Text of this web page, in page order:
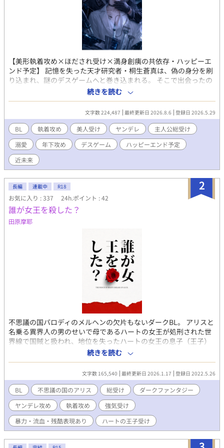
【美形執着攻め×ほだされ受け×満身創痍の共依存・ハッピーエ
ンド予定】 記憶を失った天才研究者・桐生蒼真は、偽の身分を刷
り込まれ、謎のデスゲームへと巻き込まれる。 そこで出会ったの
は、美しい容貌を持つ冷酷な男・神崎蓮。 誰にも心を許さない彼
は、なぜか蒼真にだけ異常な執着を見せ、執拗なほど守ろうとす
る。 だがゲーム終了後、蒼真は思い出す。 人類を裏側から支配す
る存在。 二つの楽園の深淵と真実。 そして神崎と蒼真の二人
に、“失われた過去”が存在していたことを。 近未来ダークBL ×
執着攻め × 共依存 × 美人受け 【ネタばれ注意・18禁シーンにつ
いて】 ストーリーの都合上メインカップルはなかなかエロに たど
り着かないので泣く泣く15禁にしましたが まだまだ先の話ですが
最終最後から番外編数本は 18禁として公開する予定ですので その
続きを読む
文字数 224,487 最終更新日 2026.8.6 登録日 2026.5.29
BL 執着攻め 美人受け ヤンデレ
主人公総受け
溺愛
年下攻め デスゲーム
ハッピーエンド予定
近未来
2
長編 連載中 R18
お気に入り : 337 24h.ポイント : 42
誰が女王を殺した？
田原摩耶
不思議の国パロディのメルヘンの欠片もないダークBL。 アリスと
名乗る異界人の男のせいで母であるハートの女王が処刑された世
界線で国賊と扱われ、地位を失ったハートの女王の息子（王子）
総受け。 暴力描写、近親相姦、基本レイプ、嘔吐などなんでも許
せる方向け。
続きを読む
文字数 165,540 最終更新日 2026.1.17 登録日 2022.5.26
BL 不思議の国のアリス 総受け
ダークファンタジー
ヤンデレ攻め
執着攻め
強気受け
暴力・流血・残酷表現あり
ハートの王子受け